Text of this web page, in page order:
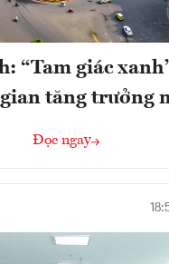
“Tam giác
tăng trưởng
Đọc ngay